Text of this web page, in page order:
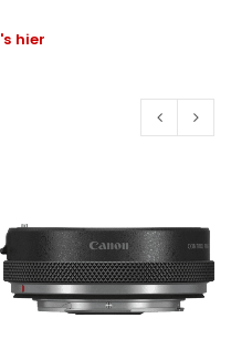
hier